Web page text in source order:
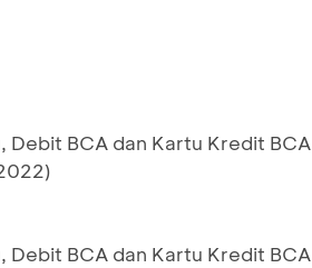
Debit BCA dan Kartu Kredit BCA
Debit BCA dan Kartu Kredit BCA